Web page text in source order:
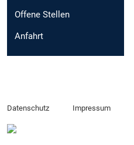
Offene Stellen
Anfahrt
Datenschutz Impressum